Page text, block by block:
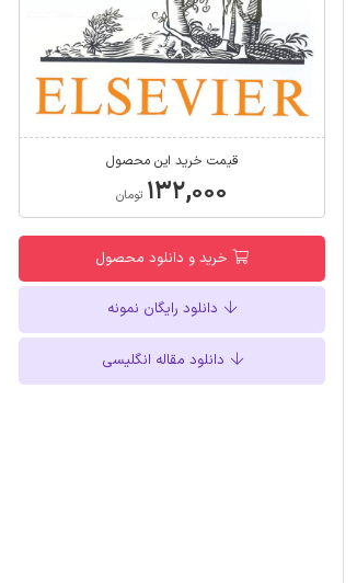
قیمت خرید این محصول
۱۳۲,۰۰۰ تومان
خرید و دانلود محصول
دانلود رایگان نمونه
دانلود مقاله انگلیسی